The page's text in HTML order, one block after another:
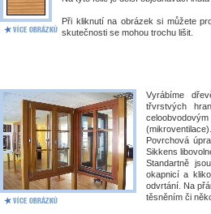
Při kliknutí na obrázek si můžete
skutečnosti se mohou trochu lišit.
Vyrábíme
třvrstvých
(mikroventilace).
Povrchová
Sikkens
Standartně
okapnicí a
odvrtání. Na
těsněním či